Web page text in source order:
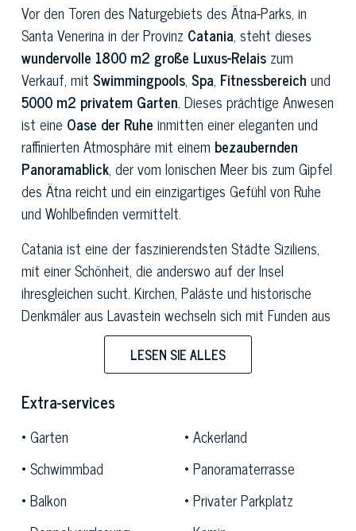
Vor den Toren des Naturgebiets des Ätna-Parks, in
Santa Venerina in der Provinz Catania, steht dieses
wundervolle 1800 m2 große Luxus-Relais zum
Verkauf, mit Swimmingpools, Spa, Fitnessbereich und
5000 m2 privatem Garten. Dieses prächtige Anwesen
ist eine Oase der Ruhe inmitten einer eleganten und
raffinierten Atmosphäre mit einem bezaubernden
Panoramablick, der vom Ionischen Meer bis zum Gipfel
des Ätna reicht und ein einzigartiges Gefühl von Ruhe
und Wohlbefinden vermittelt.
Catania ist eine der faszinierendsten Städte Siziliens,
mit einer Schönheit, die anderswo auf der Insel
ihresgleichen sucht. Kirchen, Paläste und historische
Denkmäler aus Lavastein wechseln sich mit Funden aus
dem antiken Rom ab, alles umrahmt von der Präsenz
des Ätna, dem höchsten Vulkan Europas mit seinem
charakteristischen rot-grünen Profil. Das Gebiet, das die
Stadt umgibt, ist eine ununterbrochene Fläche von
Wäldern und Orangenhainen, die an der Küste der
Zyklopen und in den Faraglioni von Aci Trezza enden.
Gebäuden
und erstreckt sich über2 Ebenenmit einer
LESEN SIE ALLES
Extra-services
Garten
Ackerland
Schwimmbad
Panoramaterrasse
Balkon
Privater Parkplatz